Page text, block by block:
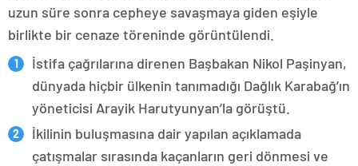
uzun süre sonra cepheye savaşmaya giden eşiyle
birlikte bir cenaze töreninde görüntülendi.
İstifa çağrılarına direnen Başbakan Nikol Paşinyan,
dünyada hiçbir ülkenin tanımadığı Dağlık Karabağ’ın
yöneticisi Arayik Harutyunyan’la görüştü.
İkilinin buluşmasına dair yapılan açıklamada
çatışmalar sırasında kaçanların geri dönmesi ve